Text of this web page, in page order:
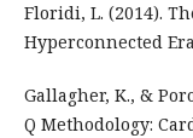
Floridi, L. (2014).
Hyperconnected
Gallagher, K., &
Q Methodology: